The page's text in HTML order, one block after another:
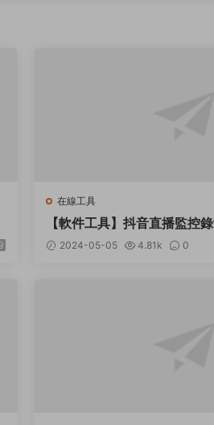
在線工具
【軟件工具】抖音直播監控
清晰度 開播即錄
2024-05-05 4.81k 0